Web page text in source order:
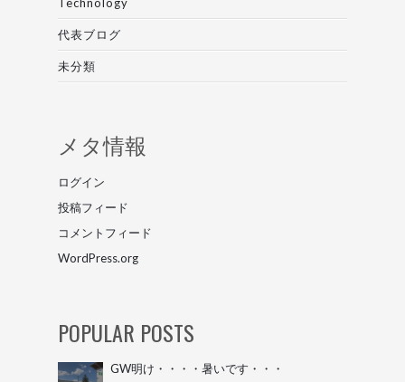
Technology
代表ブログ
未分類
メタ情報
ログイン
投稿フィード
コメントフィード
WordPress.org
POPULAR POSTS
GW明け・・・・暑いです・・・